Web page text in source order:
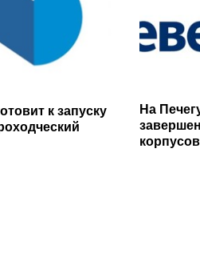
к запуску
На
корпусов